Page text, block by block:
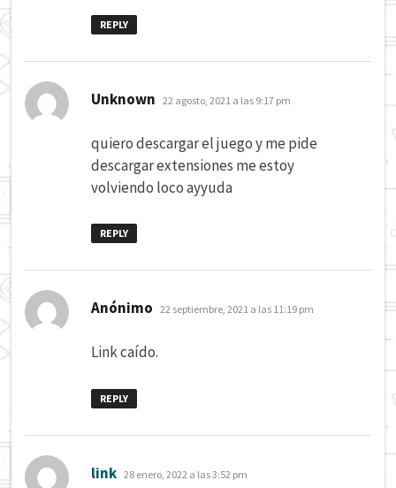
REPLY
Unknown dice:
22 agosto, 2021 a las 9:17 pm
quiero descargar el juego y me pide
descargar extensiones me estoy
volviendo loco ayyuda
REPLY
Anónimo dice:
22 septiembre, 2021 a las 11:19 pm
Link caído.
REPLY
link dice:
28 enero, 2022 a las 3:52 pm